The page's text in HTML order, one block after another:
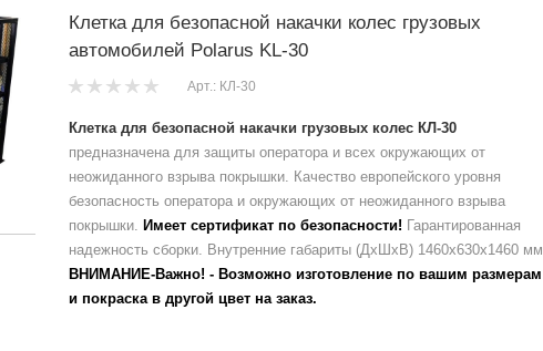
Клетка для безопасной накачки колес грузовых
автомобилей Polarus KL-30
Арт.: КЛ-30
Клетка для безопасной накачки грузовых колес КЛ-30
предназначена для защиты оператора и всех окружающих от
неожиданного взрыва покрышки. Качество европейского уровня
безопасность оператора и окружающих от неожиданного взрыва
покрышки. Имеет сертификат по безопасности! Гарантированная
надежность сборки. Внутренние габариты (ДхШхВ) 1460х630х1460 мм.
ВНИМАНИЕ-Важно! - Возможно изготовление по вашим размерам
и покраска в другой цвет на заказ.